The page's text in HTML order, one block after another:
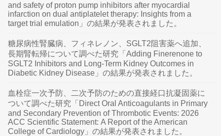
and safety of proton pump inhibitors after myocardial
infarction on dual antiplatelet therapy: Insights from a
target trial emulation」の結果が発表されました。
糖尿病性腎臓病、フィネレノン、SGLT2阻害薬へ追加、
長期腎転帰について調べた研究「Adding Finerenone to
SGLT2 Inhibitors and Long-Term Kidney Outcomes in
Diabetic Kidney Disease」の結果が発表されました。
血栓症一次予防、二次予防のための直接経口抗凝固薬に
ついて調べた研究「Direct Oral Anticoagulants in Primary
and Secondary Prevention of Thrombotic Events: 2026
ACC Scientific Statement: A Report of the American
College of Cardiology」の結果が発表されました。